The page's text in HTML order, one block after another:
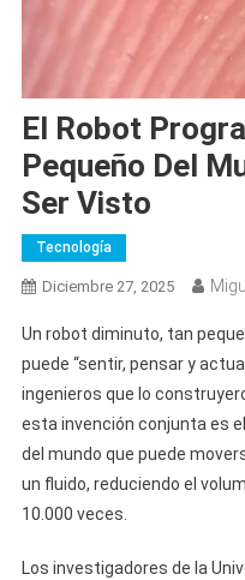
El Robot
Pequeño Del
Ser Visto
Tecnología
Diciembre 27, 2025
Un robot diminuto, tan
puede “sentir, pensar y
ingenieros que lo
esta invención conjunta es
del mundo que puede
un fluido, reduciendo el
10.000 veces.
Los investigadores de la